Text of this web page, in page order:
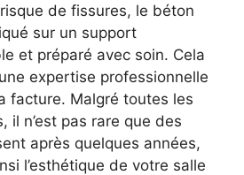
de fissures, le béton
sur un support
et préparé avec soin. Cela
expertise professionnelle
facture. Malgré toutes les
il n’est pas rare que des
après quelques années,
l’esthétique de votre salle